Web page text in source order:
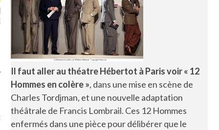
ATTACHÉS À LA
DE L’AMBASSADE
À PARIS. POURQUOI
? POUR QUI ?
UN GRONDIN FOURRÉ AUX
CHAMPIGNONS ET AUX
LARDONS DANS LA HALLE
DE DAX. ET POURQUOI PAS
MES DERNIERS
SUR FACEBOOK
Il faut aller au théatre Hébertot à Paris voir « 12
Hommes en colère », dans une mise en scène de
Charles Tordjman, et une nouvelle adaptation
théâtrale de Francis Lombrail. Ces 12 Hommes
enfermés dans une pièce pour délibérer que le